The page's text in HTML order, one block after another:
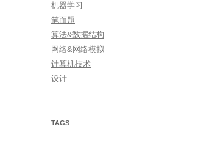
机器学习
笔面题
算法&数据结构
网络&网络模拟
计算机技术
设计
TAGS